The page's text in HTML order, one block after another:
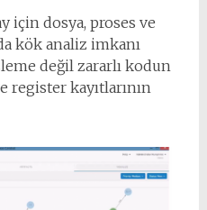
için dosya, proses ve
kök analiz imkanı
değil zararlı kodun
kayıtlarının